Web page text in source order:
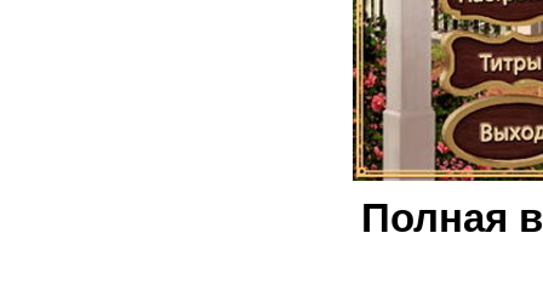
Полная